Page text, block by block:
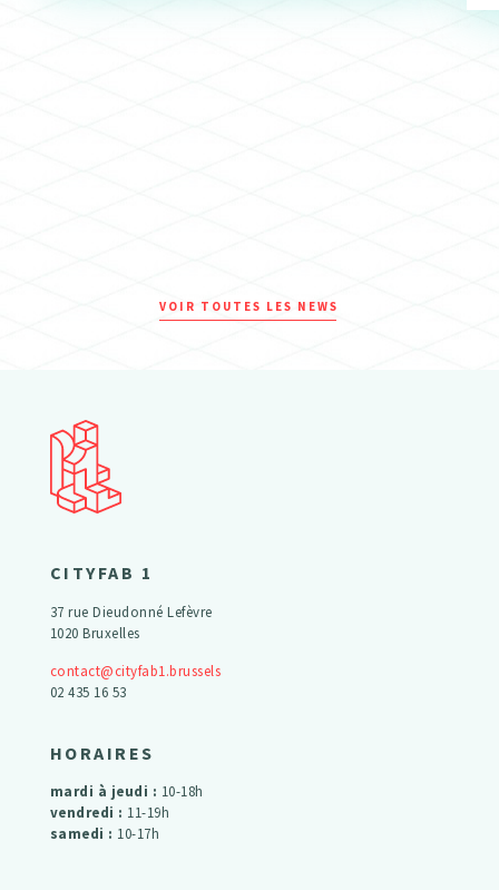
VOIR TOUTES LES NEWS
CITYFAB 1
37 rue Dieudonné Lefèvre
1020 Bruxelles
contact@cityfab1.brussels
02 435 16 53
HORAIRES
mardi à jeudi : 10-18h
vendredi : 11-19h
samedi : 10-17h